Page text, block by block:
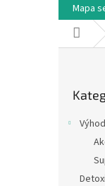
Mapa